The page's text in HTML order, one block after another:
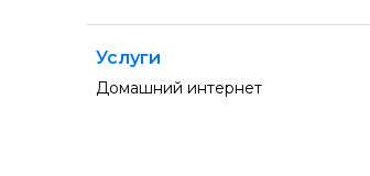
Услуги
Домашний интернет